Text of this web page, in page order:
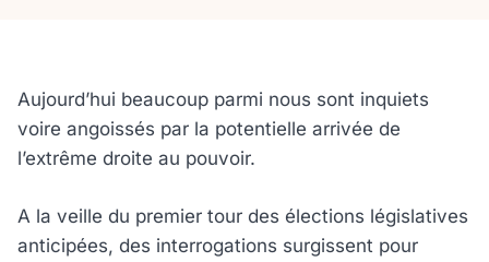
Aujourd’hui beaucoup parmi nous sont inquiets
voire angoissés par la potentielle arrivée de
l’extrême droite au pouvoir.
A la veille du premier tour des élections législatives
anticipées, des interrogations surgissent pour